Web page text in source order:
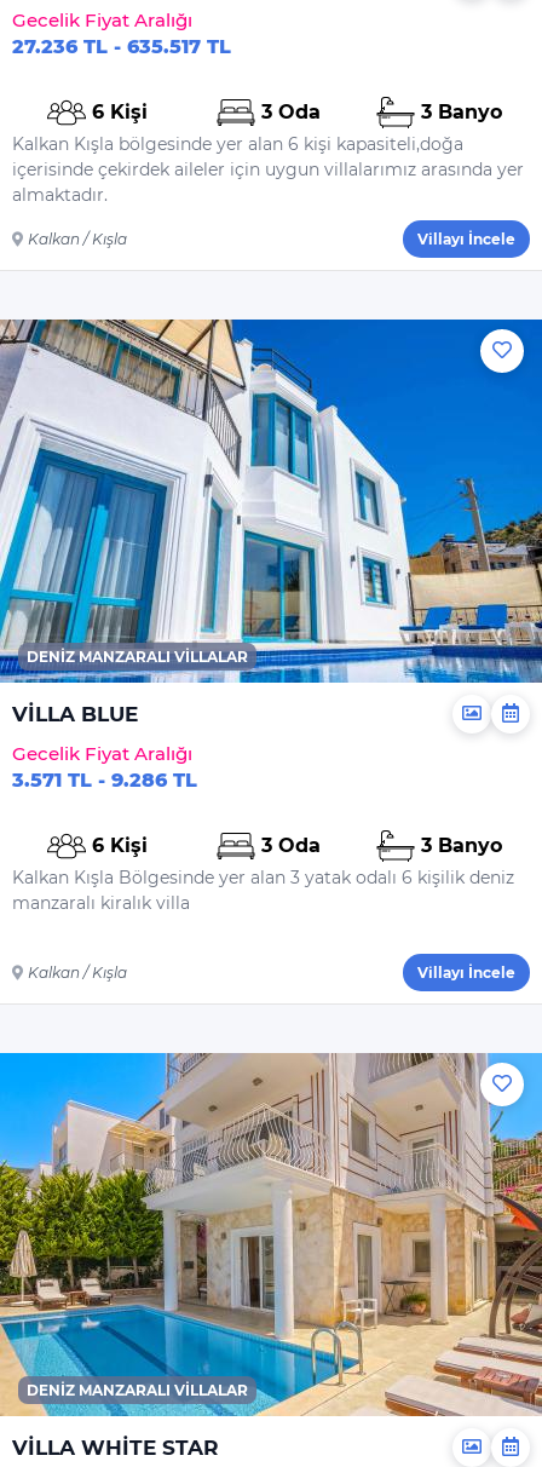
Özel Havuz
Genel
Çamaşır Makinesi
Saç Kurutma
Makinesi
Ütü
Ütü Masası
Nevresimler
Elektrikli Süpürge
Dahil Olmayanlar
Şampuan
El Sabunu
Bulaşık Deterjanı
Bulaşık Makinesi
Deterjanı
Çamaşır Makinesi
Deterjanı
Yiyecek Ve Içecek
Gecelik Fiyat Aralığı
27.236 TL - 635.517 TL
6 Kişi 3 Oda 3 Banyo
Kalkan Kışla bölgesinde yer alan 6 kişi kapasiteli,doğa
içerisinde çekirdek aileler için uygun villalarımız arasında yer
almaktadır.
Kalkan / Kışla Villayı İncele
DENIZ MANZARALI VILLALAR
VİLLA BLUE
Gecelik Fiyat Aralığı
3.571 TL - 9.286 TL
6 Kişi 3 Oda 3 Banyo
Kalkan Kışla Bölgesinde yer alan 3 yatak odalı 6 kişilik deniz
manzaralı kiralık villa
Kalkan / Kışla Villayı İncele
DENIZ MANZARALI VILLALAR
VİLLA WHİTE STAR